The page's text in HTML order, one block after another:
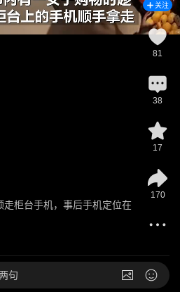
柜台手机，事后手机定位在
关注
81
38
17
170
句